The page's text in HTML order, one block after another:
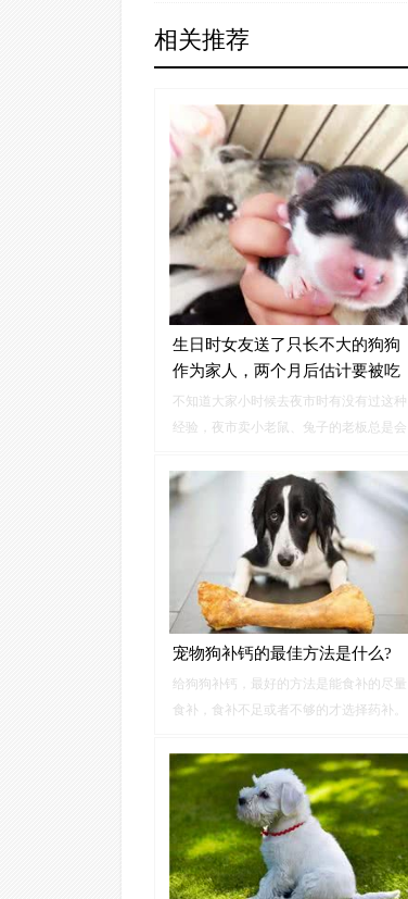
相关推荐
生日时女友送了只长不大的狗狗
作为家人，两个月后估计要被吃
垮了
不知道大家小时候去夜市时有没有过这种
经验，夜市卖小老鼠、兔子的老板总是会
引你的注意，好让你买这些动物回家。但
是他们真的长不大吗？（其实国内动保法
已经规定，不能在夜市贩卖活体动物了
宠物狗补钙的最佳方法是什么?
给狗狗补钙，最好的方法是能食补的尽量
食补，食补不足或者不够的才选择药补。
品类，不推荐品牌，非商业文。一、宠物
狗食补补钙狗狗缺钙不严重的话，只要饮
食中增加含钙量多的食物就可以补钙了，
不用太着急用钙片等保健品和药品。